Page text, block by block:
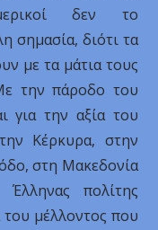
δεν το
σημασία, διότι τα
με τα μάτια τους
την πάροδο του
για την αξία του
Κέρκυρα, στην
στη Μακεδονία
πολίτης
του μέλλοντος που